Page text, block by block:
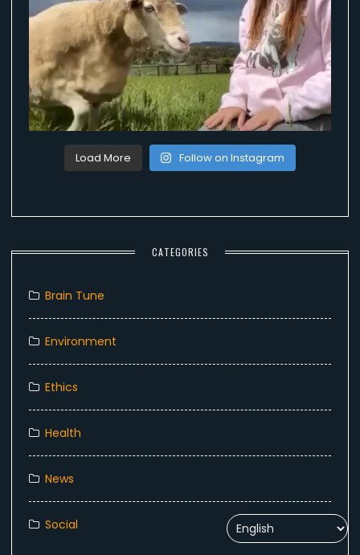
Load More Follow on Instagram
CATEGORIES
Brain Tune
Environment
Ethics
Health
News
Social